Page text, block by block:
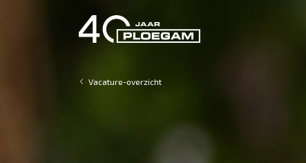
Vacature-overzicht